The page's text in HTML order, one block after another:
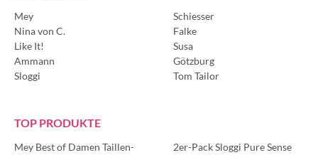
Mey
Nina von C.
Like It!
Ammann
Sloggi
Schiesser
Falke
Susa
Götzburg
Tom Tailor
TOP PRODUKTE
Mey Best of Damen Taillen-
2er-Pack Sloggi Pure Sense